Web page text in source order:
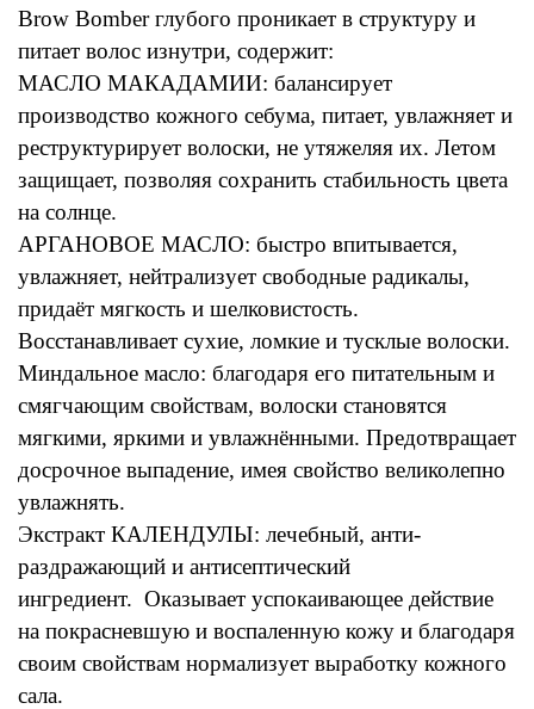
Brow Bomber глубого проникает в структуру и
питает волос изнутри, содержит:
МАСЛО МАКАДАМИИ: балансирует
производство кожного себума, питает, увлажняет и
реструктурирует волоски, не утяжеляя их. Летом
защищает, позволяя сохранить стабильность цвета
на солнце.
АРГАНОВОЕ МАСЛО: быстро впитывается,
увлажняет, нейтрализует свободные радикалы,
придаёт мягкость и шелковистость.
Восстанавливает сухие, ломкие и тусклые волоски.
Миндальное масло: благодаря его питательным и
смягчающим свойствам, волоски становятся
мягкими, яркими и увлажнёнными. Предотвращает
досрочное выпадение, имея свойство великолепно
увлажнять.
Экстракт КАЛЕНДУЛЫ: лечебный, анти-
раздражающий и антисептический
ингредиент. Оказывает успокаивающее действие
на покрасневшую и воспаленную кожу и благодаря
своим свойствам нормализует выработку кожного
сала.